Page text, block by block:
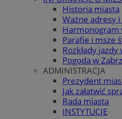
Historia miasta
Ważne adresy
Harmonogram
Parafie i msze
Rozkłady jazdy
Pogoda w
ADMINISTRACJA
Prezydent
Jak załatwić
Rada miasta
INSTYTUCJE